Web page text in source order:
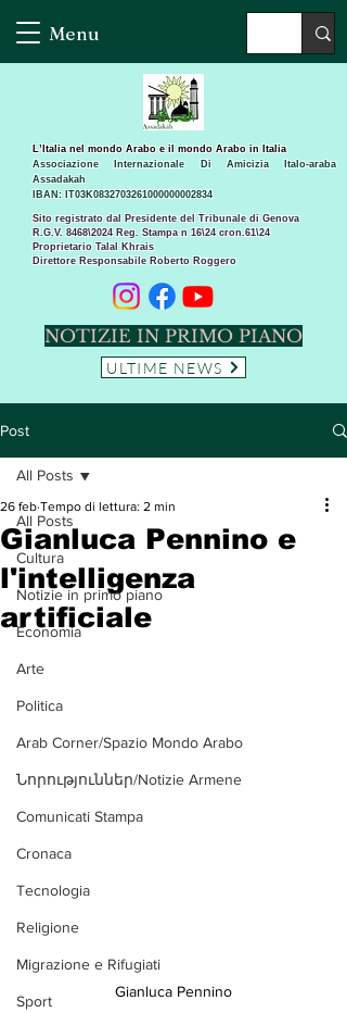
Menu
Sito registrato dal Presidente del Tribunale di Genova
R.G.V. 8468\2024 Reg. Stampa n 16\24 cron.61\24 ​
Proprietario Talal Khrais
Direttore Responsabile Roberto Roggero
L’Italia nel mondo Arabo e il mondo Arabo in Italia
Associazione Internazionale Di Amicizia Italo-araba
Assadakah
IBAN: IT03K0832703261000000002834
NOTIZIE IN PRIMO PIANO
ULTIME NEWS
Post
All Posts
Cultura
Notizie in primo piano
Economia
Arte
Politica
Arab Corner/Spazio Mondo Arabo
Նորություններ/Notizie Armene
Comunicati Stampa
Cronaca
Tecnologia
Religione
Migrazione e Rifugiati
Sport
All Posts
Gianluca Pennino e
l'intelligenza
artificiale
26 feb Tempo di lettura: 2 min
Gianluca Pennino